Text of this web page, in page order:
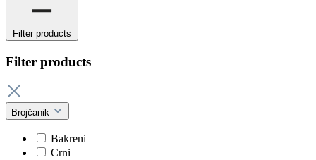
Filter products
Filter products
Brojčanik
Bakreni
Crni